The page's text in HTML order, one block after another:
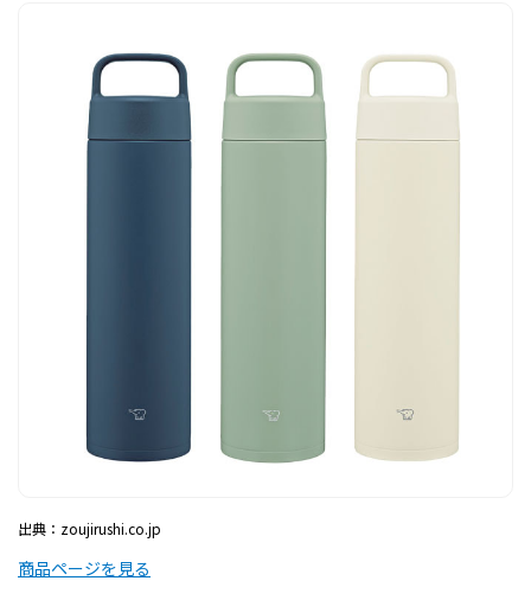
出典：zoujirushi.co.jp
商品ページを見る